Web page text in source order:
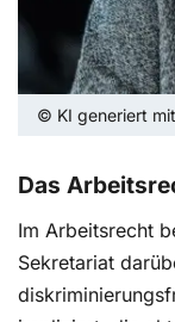
© KI generiert
Das
Im Arbeitsrecht
Sekretariat